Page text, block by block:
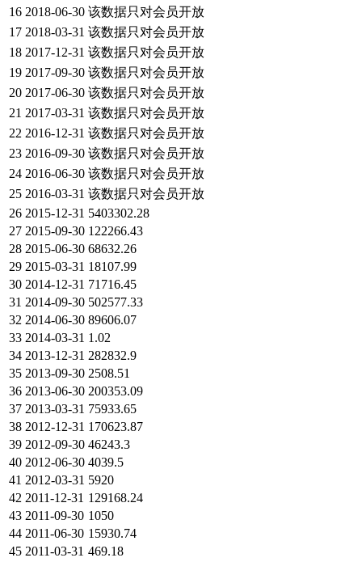
16 2018-06-30 该数据只对会员开放
17 2018-03-31 该数据只对会员开放
18 2017-12-31 该数据只对会员开放
19 2017-09-30 该数据只对会员开放
20 2017-06-30 该数据只对会员开放
21 2017-03-31 该数据只对会员开放
22 2016-12-31 该数据只对会员开放
23 2016-09-30 该数据只对会员开放
24 2016-06-30 该数据只对会员开放
25 2016-03-31 该数据只对会员开放
26 2015-12-31 5403302.28
27 2015-09-30 122266.43
28 2015-06-30 68632.26
29 2015-03-31 18107.99
30 2014-12-31 71716.45
31 2014-09-30 502577.33
32 2014-06-30 89606.07
33 2014-03-31 1.02
34 2013-12-31 282832.9
35 2013-09-30 2508.51
36 2013-06-30 200353.09
37 2013-03-31 75933.65
38 2012-12-31 170623.87
39 2012-09-30 46243.3
40 2012-06-30 4039.5
41 2012-03-31 5920
42 2011-12-31 129168.24
43 2011-09-30 1050
44 2011-06-30 15930.74
45 2011-03-31 469.18